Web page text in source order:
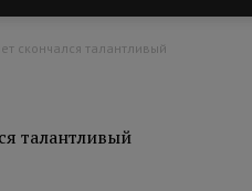
талантливый